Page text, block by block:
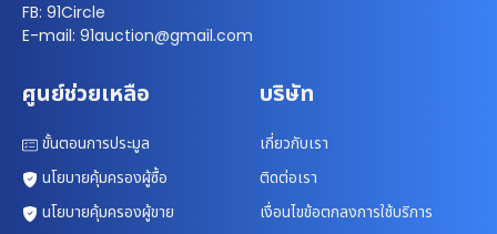
FB: 91Circle
E-mail: 91auction@gmail.com
ศูนย์ช่วยเหลือ
ขั้นตอนการประมูล
นโยบายคุ้มครองผู้ซื้อ
นโยบายคุ้มครองผู้ขาย
บริษัท
เกี่ยวกับเรา
ติดต่อเรา
เงื่อนไขข้อตกลงการใช้บริการ